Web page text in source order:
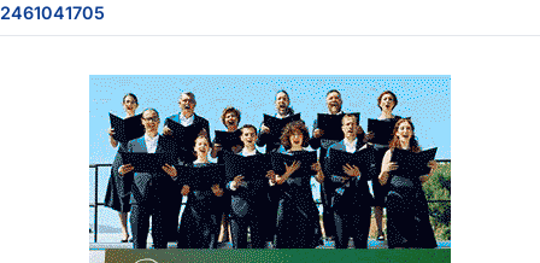
2461041705